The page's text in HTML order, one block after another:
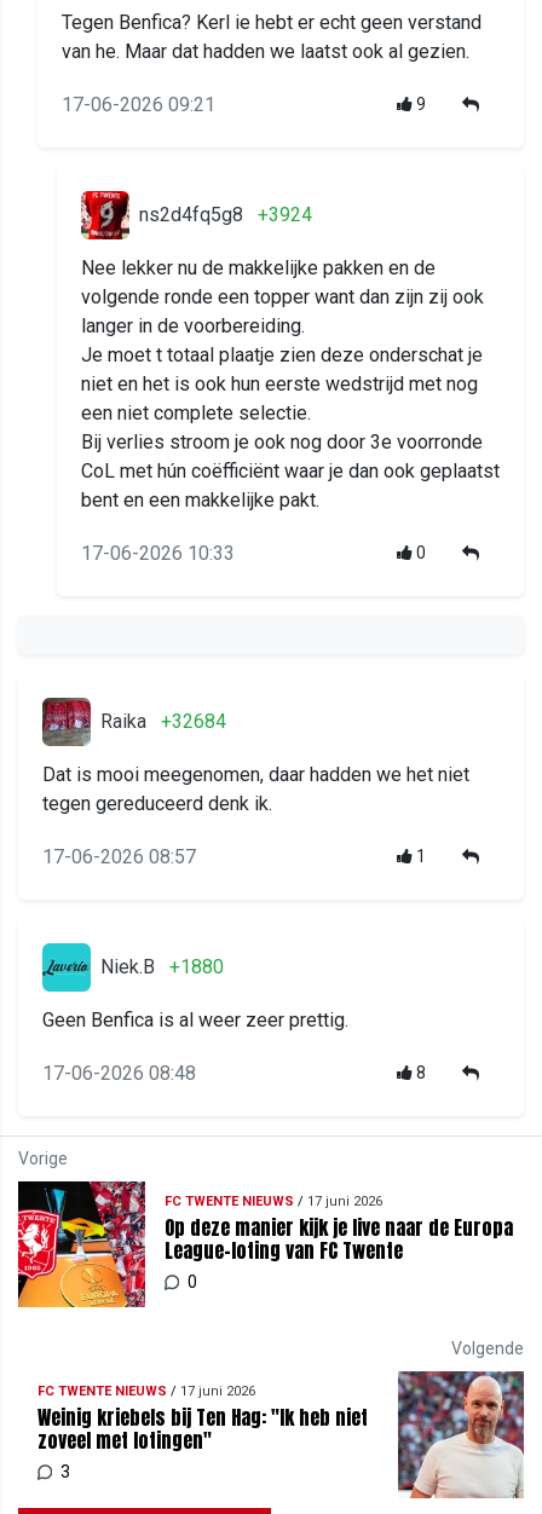
Tegen Benfica? Kerl ie hebt er echt geen verstand
van he. Maar dat hadden we laatst ook al gezien.
17-06-2026 09:21 9
ns2d4fq5g8 +3924
Nee lekker nu de makkelijke pakken en de
volgende ronde een topper want dan zijn zij ook
langer in de voorbereiding.
Je moet t totaal plaatje zien deze onderschat je
niet en het is ook hun eerste wedstrijd met nog
een niet complete selectie.
Bij verlies stroom je ook nog door 3e voorronde
CoL met hún coëfficiënt waar je dan ook geplaatst
bent en een makkelijke pakt.
17-06-2026 10:33 0
Raika +32684
Dat is mooi meegenomen, daar hadden we het niet
tegen gereduceerd denk ik.
17-06-2026 08:57 1
Niek.B +1880
Geen Benfica is al weer zeer prettig.
17-06-2026 08:48 8
Vorige
FC TWENTE NIEUWS / 17 juni 2026
Op deze manier kijk je live naar de Europa
League-loting van FC Twente
0
Volgende
FC TWENTE NIEUWS / 17 juni 2026
Weinig kriebels bij Ten Hag: "Ik heb niet
zoveel met lotingen"
3